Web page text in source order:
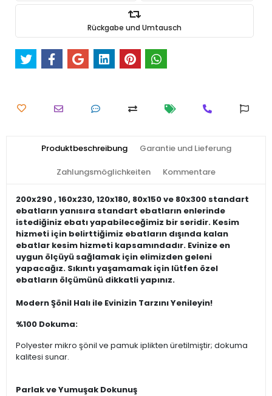
Rückgabe und Umtausch
Produktbeschreibung Garantie und Lieferung
Zahlungsmöglichkeiten Kommentare
200x290 , 160x230, 120x180, 80x150 ve 80x300 standart
ebatların yanısıra standart ebatların enlerinde
istediğiniz ebatı yapabileceğimiz bir seridir. Kesim
hizmeti için belirttiğimiz ebatların dışında kalan
ebatlar kesim hizmeti kapsamındadır. Evinize en
uygun ölçüyü sağlamak için elimizden geleni
yapacağız. Sıkıntı yaşamamak için lütfen özel
ebatların ölçümünü dikkatli yapınız.
Modern Şönil Halı ile Evinizin Tarzını Yenileyin!
%100 Dokuma:
Polyester mikro şönil ve pamuk iplikten üretilmiştir; dokuma
kalitesi sunar.
Parlak ve Yumuşak Dokunuş